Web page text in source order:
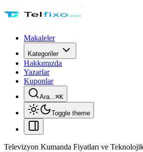
Makaleler
Kategoriler
Hakkımızda
Yazarlar
Kuponlar
Ara...⌘K
Toggle theme
Televizyon Kumanda Fiyatları ve